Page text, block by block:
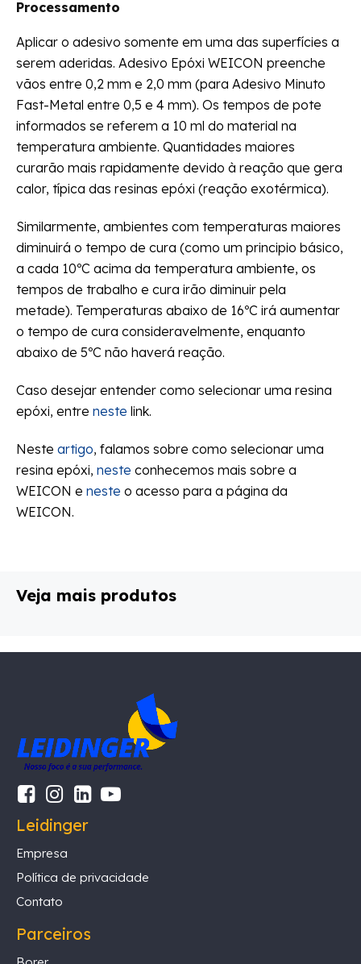
Processamento
Aplicar o adesivo somente em uma das superfícies a
serem aderidas. Adesivo Epóxi WEICON preenche
vãos entre 0,2 mm e 2,0 mm (para Adesivo Minuto
Fast-Metal entre 0,5 e 4 mm). Os tempos de pote
informados se referem a 10 ml do material na
temperatura ambiente. Quantidades maiores
curarão mais rapidamente devido à reação que gera
calor, típica das resinas epóxi (reação exotérmica).
Similarmente, ambientes com temperaturas maiores
diminuirá o tempo de cura (como um principio básico,
a cada 10ºC acima da temperatura ambiente, os
tempos de trabalho e cura irão diminuir pela
metade). Temperaturas abaixo de 16ºC irá aumentar
o tempo de cura consideravelmente, enquanto
abaixo de 5ºC não haverá reação.
Caso desejar entender como selecionar uma resina
epóxi, entre neste link.
Neste artigo, falamos sobre como selecionar uma
resina epóxi, neste conhecemos mais sobre a
WEICON e neste o acesso para a página da
WEICON.
Veja mais produtos
Leidinger
Empresa
Política de privacidade
Contato
Parceiros